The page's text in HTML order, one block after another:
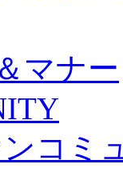
マナー
ンコミ